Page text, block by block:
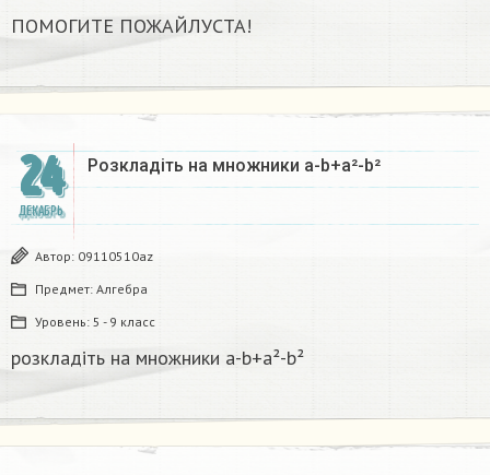
ПОМОГИТЕ ПОЖАЙЛУСТА!
24
ДЕКАБРЬ
Розкладіть на множники а-b+a²-b²​
Автор: 09110510az
Предмет: Алгебра
Уровень: 5 - 9 класс
розкладіть на множники а-b+a²-b²​